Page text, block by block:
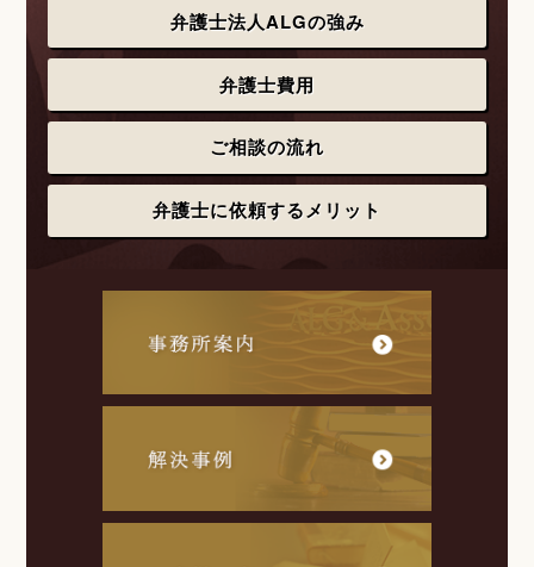
弁護士法人ALGの強み
弁護士費用
ご相談の流れ
弁護士に依頼するメリット